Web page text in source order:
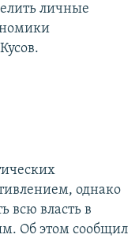
личные
однако
всю власть в
Об этом сообщил